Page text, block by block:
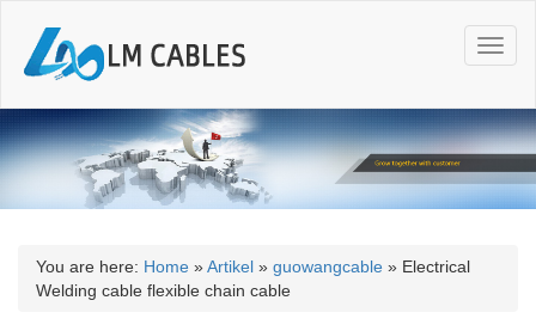
T
o
g
l
n
a
You are here: Home »Artikel » guowangcable » Electrical
Welding cable flexible chain cable